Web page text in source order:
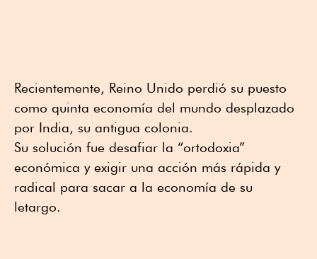
Recientemente, Reino Unido perdió su puesto
como quinta economía del mundo desplazado
por India, su antigua colonia.
Su solución fue desafiar la “ortodoxia”
económica y exigir una acción más rápida y
radical para sacar a la economía de su
letargo.